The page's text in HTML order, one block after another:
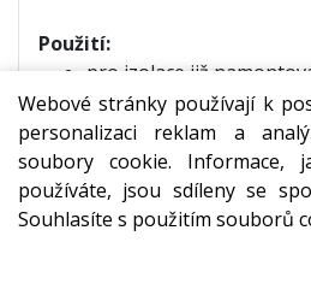
Webové stránky používají k
personalizaci reklam a
soubory cookie. Informace,
používáte, jsou sdíleny se
Souhlasíte s použitím souborů
Použití:
pro izolace již
potrubníchrozvodů,
jako ochrana a dilatace
stěnou,
izolace rozvodů teplé i
izolace vedení